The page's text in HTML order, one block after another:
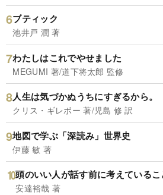
ブティック
池井戸 潤 著
わたしはこれでやせました
MEGUMI 著/道下将太郎 監修
人生は気づかぬうちにすぎるから。
クリス・ギレボー 著/児島 修 訳
地図で学ぶ「深読み」世界史
伊藤 敏 著
頭のいい人が話す前に考えているこ
安達裕哉 著